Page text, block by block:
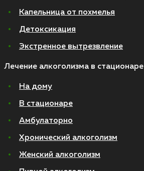
Капельница от похмелья
Детоксикация
Экстренное вытрезвление
Лечение алкоголизма в стационаре
На дому
В стационаре
Амбулаторно
Хронический алкоголизм
Женский алкоголизм